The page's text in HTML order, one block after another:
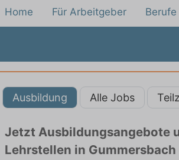
Home Für Arbeitgeber Berufe
Ausbildung Alle Jobs
Jetzt Ausbildungsangebote
Lehrstellen in